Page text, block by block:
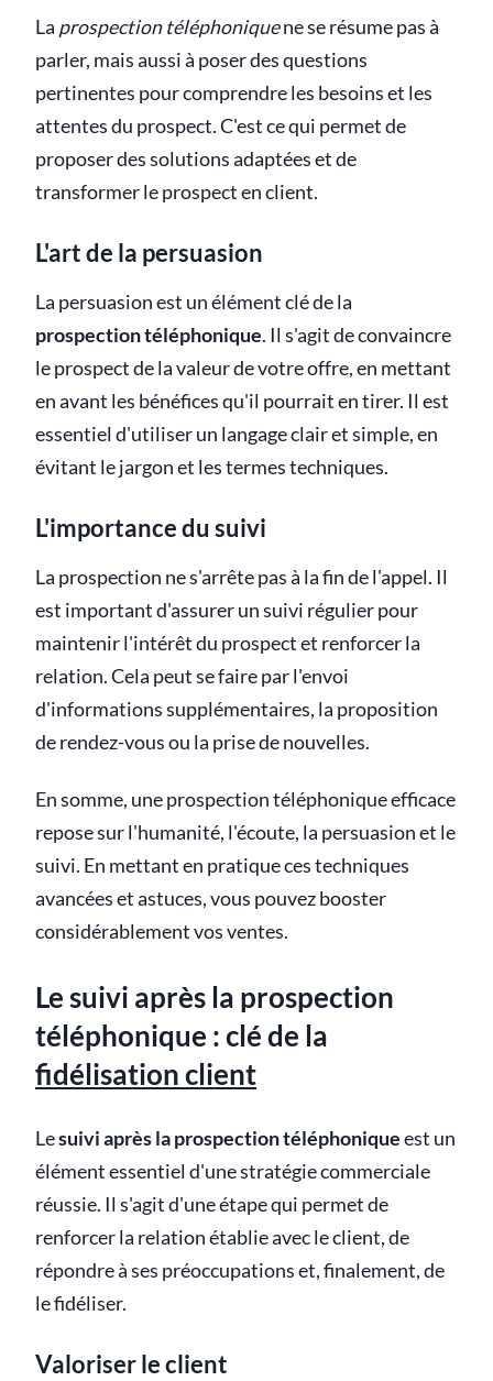
La prospection téléphoniquene se résume pas à
parler, mais aussi à poser des questions
pertinentes pour comprendre les besoins et les
attentes du prospect. C'est ce qui permet de
proposer des solutions adaptées et de
transformer le prospect en client.
L'art de la persuasion
La persuasion est un élément clé de la
prospection téléphonique. Il s'agit de convaincre
le prospect de la valeur de votre offre, en mettant
en avant les bénéfices qu'il pourrait en tirer. Il est
essentiel d'utiliser un langage clair et simple, en
évitant le jargon et les termes techniques.
L'importance du suivi
La prospection ne s'arrête pas à la fin de l'appel. Il
est important d'assurer un suivi régulier pour
maintenir l'intérêt du prospect et renforcer la
relation. Cela peut se faire par l'envoi
d'informations supplémentaires, la proposition
de rendez-vous ou la prise de nouvelles.
En somme, une prospection téléphonique efficace
repose sur l'humanité, l'écoute, la persuasion et le
suivi. En mettant en pratique ces techniques
avancées et astuces, vous pouvez booster
considérablement vos ventes.
Le suivi après la prospection
téléphonique : clé de la
fidélisation client
Lesuivi après la prospection téléphoniqueest un
élément essentiel d'une stratégie commerciale
réussie. Il s'agit d'une étape qui permet de
renforcer la relation établie avec le client, de
répondre à ses préoccupations et, finalement, de
le fidéliser.
Valoriser le client